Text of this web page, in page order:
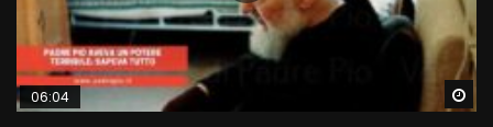
06:04